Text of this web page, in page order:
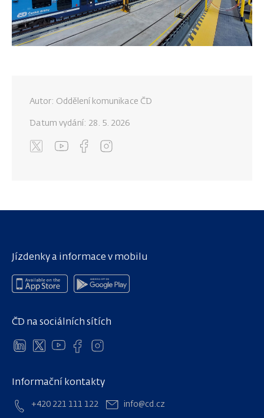
Autor: Oddělení komunikace ČD
Datum vydání: 28. 5. 2026
Informační kontakty
+420 221 111 122 info@cd.cz
Jízdenky a informace v mobilu
ČD na sociálních sítích